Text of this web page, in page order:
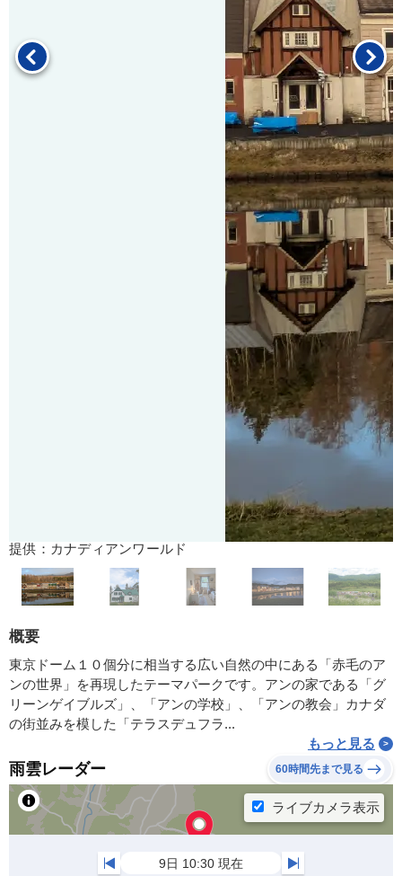
提供：カナディアンワールド
概要
東京ドーム１０個分に相当する広い自然の中にある「赤毛のア
ンの世界」を再現したテーマパークです。アンの家である「グ
リーンゲイブルズ」、「アンの学校」、「アンの教会」カナダ
の街並みを模した「テラスデュフラ...
もっと見る
雨雲レーダー 60時間先まで見る